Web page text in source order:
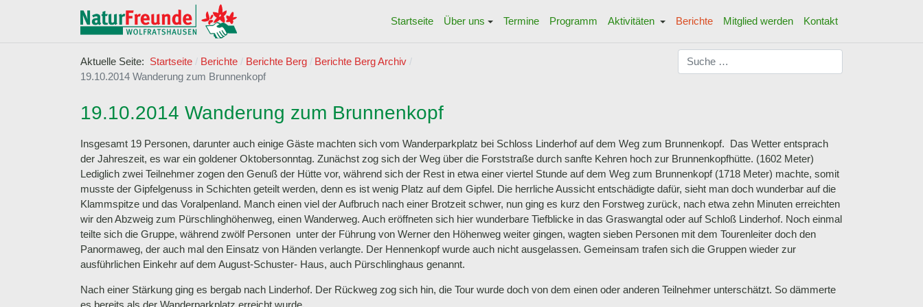
Startseite Über uns Termine Programm Aktivitäten Berichte Mitglied werden Kontakt
Aktuelle Seite: Startseite Berichte Berichte Berg
Berichte Berg Archiv
19.10.2014 Wanderung zum Brunnenkopf
Suchen
19.10.2014 Wanderung zum Brunnenkopf
Insgesamt 19 Personen, darunter auch einige Gäste machten sich vom Wanderparkplatz bei Schloss Linderhof auf dem Weg zum Brunnenkopf. Das Wetter entsprach
der Jahreszeit, es war ein goldener Oktobersonntag. Zunächst zog sich der Weg über die Forststraße durch sanfte Kehren hoch zur Brunnenkopfhütte. (1602 Meter)
Lediglich zwei Teilnehmer zogen den Genuß der Hütte vor, während sich der Rest in etwa einer viertel Stunde auf dem Weg zum Brunnenkopf (1718 Meter) machte, somit
musste der Gipfelgenuss in Schichten geteilt werden, denn es ist wenig Platz auf dem Gipfel. Die herrliche Aussicht entschädigte dafür, sieht man doch wunderbar auf die
Klammspitze und das Voralpenland. Manch einen viel der Aufbruch nach einer Brotzeit schwer, nun ging es kurz den Forstweg zurück, nach etwa zehn Minuten erreichten
wir den Abzweig zum Pürschlinghöhenweg, einen Wanderweg. Auch eröffneten sich hier wunderbare Tiefblicke in das Graswangtal oder auf Schloß Linderhof. Noch einmal
teilte sich die Gruppe, während zwölf Personen unter der Führung von Werner den Höhenweg weiter gingen, wagten sieben Personen mit dem Tourenleiter doch den
Panormaweg, der auch mal den Einsatz von Händen verlangte. Der Hennenkopf wurde auch nicht ausgelassen. Gemeinsam trafen sich die Gruppen wieder zur
ausführlichen Einkehr auf dem August-Schuster- Haus, auch Pürschlinghaus genannt.
Nach einer Stärkung ging es bergab nach Linderhof. Der Rückweg zog sich hin, die Tour wurde doch von dem einen oder anderen Teilnehmer unterschätzt. So dämmerte
es bereits als der Wanderparkplatz erreicht wurde.